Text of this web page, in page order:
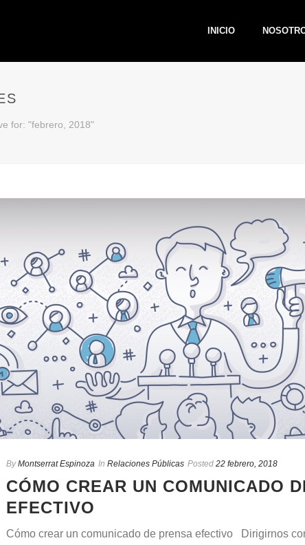
INICIO
for: "febrero, 2018"
By Montserrat Espinoza In Relaciones Públicas Posted 22 febrero, 2018
CÓMO CREAR UN COMUNICADO
EFECTIVO
Cómo crear un comunicado de prensa efectivo Dirigirnos